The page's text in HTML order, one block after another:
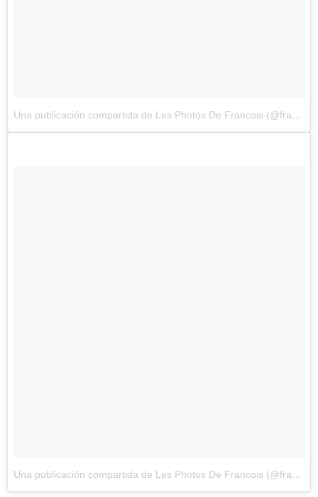
Una publicación compartida de Les Photos De Francois (@francoisdourlen)
Una publicación compartida de Les Photos De Francois (@francoisdourlen)